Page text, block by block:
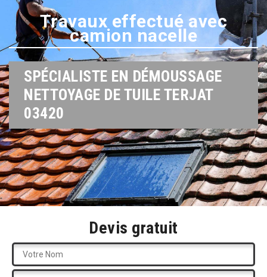
Travaux effectué avec
camion nacelle
SPÉCIALISTE EN DÉMOUSSAGE
NETTOYAGE DE TUILE TERJAT
03420
Devis gratuit